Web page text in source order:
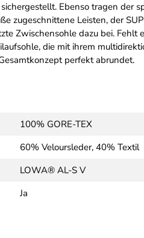
Ebenso tragen der
zuge­schnittene Leisten, der
Zwischensohle dazu bei. Fehlt
die mit ihrem
perfekt abrundet.
100% GORE-TEX
60% Veloursleder, 40% Textil
LOWA® AL-S V
Ja